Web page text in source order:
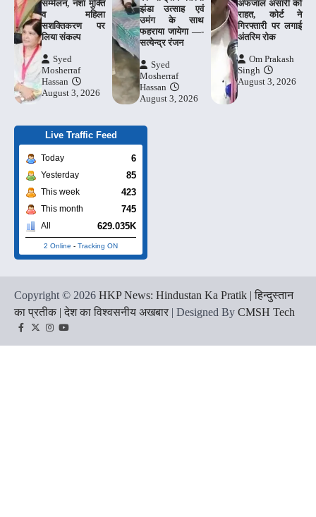
सम्मेलन, नशा मुक्ति
व महिला
सशक्तिकरण पर
लिया संकल्प
Syed
Mosherraf
Hassan
August 3, 2026
झंडा उत्साह एवं
उमंग के साथ
फहराया जायेगा —-
सत्येन्द्र रंजन
Syed
Mosherraf
Hassan
August 3, 2026
अफजाल अंसारी को
राहत, कोर्ट ने
गिरफ्तारी पर लगाई
अंतरिम रोक
Om Prakash
Singh
August 3, 2026
Live Traffic Feed
Today 6
Yesterday 85
This week 423
This month 745
All 629.035K
2 Online - Tracking ON
Copyright © 2026 HKP News: Hindustan Ka Pratik | हिन्दुस्तान
का प्रतीक | देश का विश्वसनीय अखबार | Designed By CMSH Tech
Facebook
TwitterInstagram
YouTube